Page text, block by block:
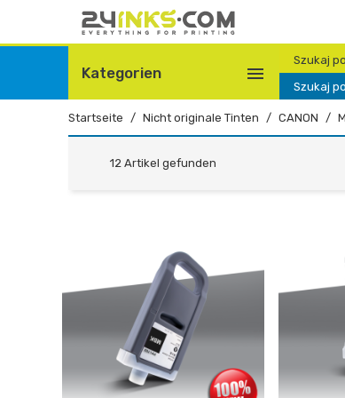
Kategorien 
Szukaj
Szukaj
Startseite Nicht originale Tinten CANON
12 Artikel gefunden